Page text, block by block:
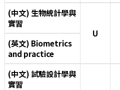
(中文) 生物統計學與
實習
U
(英文) Biometrics
and practice
(中文) 試驗設計學與
實習